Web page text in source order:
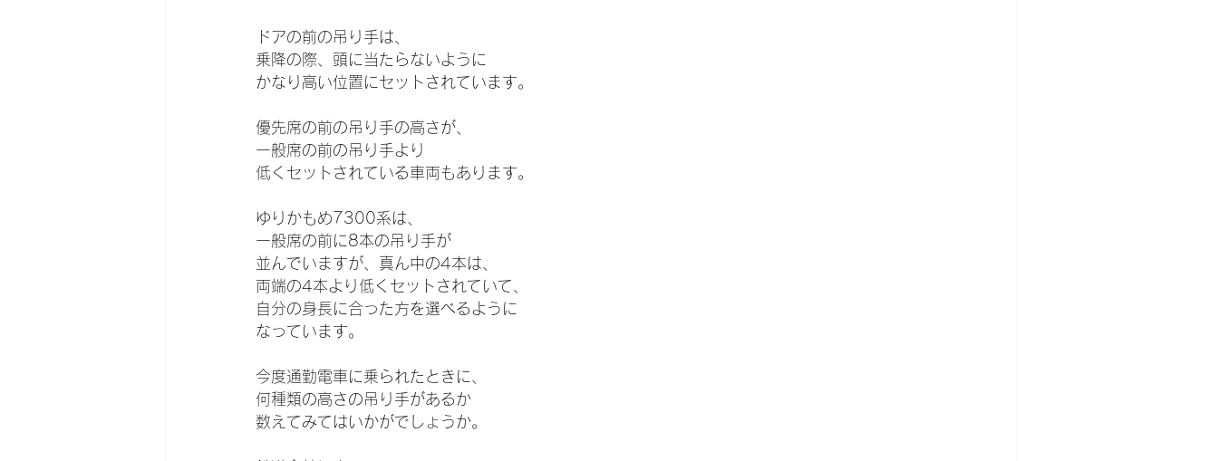
ドアの前の吊り手は、
乗降の際、頭に当たらないように
かなり高い位置にセットされています。
優先席の前の吊り手の高さが、
一般席の前の吊り手より
低くセットされている車両もあります。
ゆりかもめ7300系は、
一般席の前に8本の吊り手が
並んでいますが、真ん中の4本は、
両端の4本より低くセットされていて、
自分の身長に合った方を選べるように
なっています。
今度通勤電車に乗られたときに、
何種類の高さの吊り手があるか
数えてみてはいかがでしょうか。